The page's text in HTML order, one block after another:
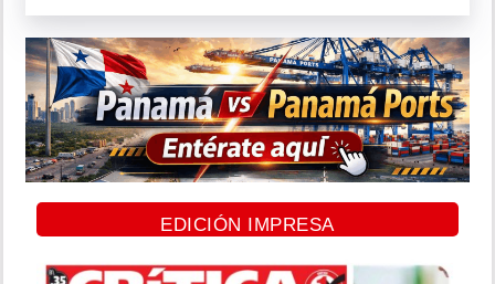
EDICIÓN IMPRESA